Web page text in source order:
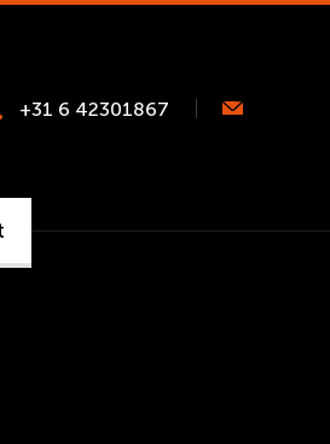
+31 6 42301867